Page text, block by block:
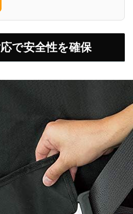
で安全性を確保